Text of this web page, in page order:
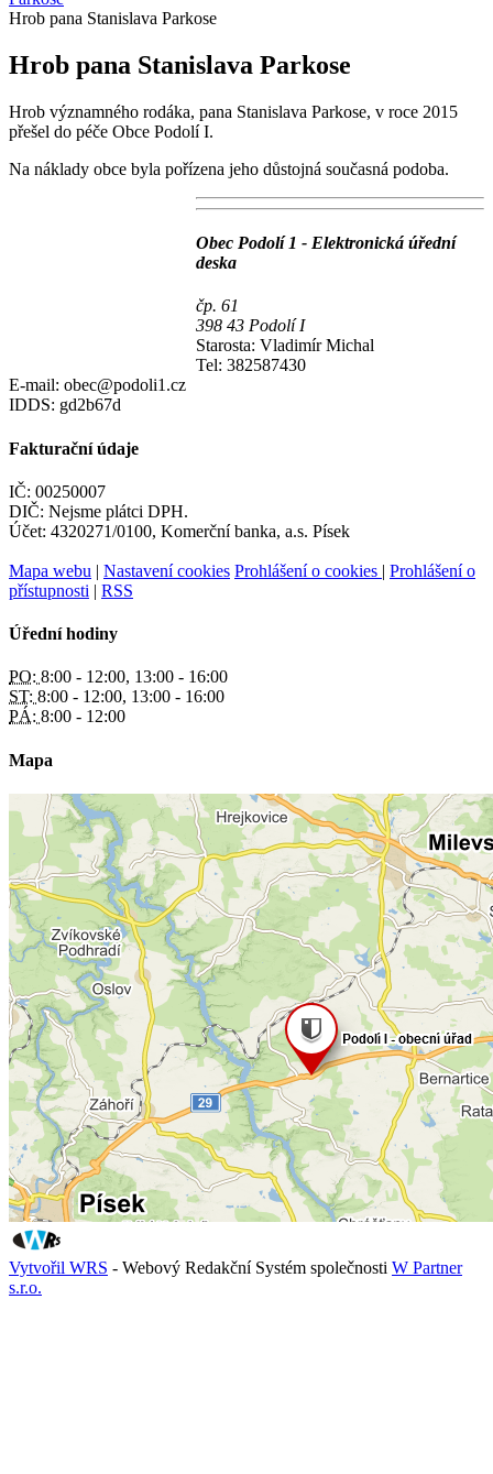
Hrob pana Stanislava Parkose
Hrob pana Stanislava Parkose
Hrob významného rodáka, pana Stanislava Parkose, v roce 2015
přešel do péče Obce Podolí I.
Na náklady obce byla pořízena jeho důstojná současná podoba.
Obec Podolí 1 - Elektronická úřední
deska
čp. 61
398 43 Podolí I
Starosta: Vladimír Michal
Tel: 382587430
E-mail: obec@podoli1.cz
IDDS: gd2b67d
Fakturační údaje
IČ: 00250007
DIČ: Nejsme plátci DPH.
Účet: 4320271/0100, Komerční banka, a.s. Písek
Mapa webu | Nastavení cookies Prohlášení o cookies | Prohlášení o
přístupnosti | RSS
Úřední hodiny
PO: 8:00 - 12:00, 13:00 - 16:00
ST: 8:00 - 12:00, 13:00 - 16:00
PÁ: 8:00 - 12:00
Mapa
Vytvořil WRS - Webový Redakční Systém společnosti W Partner
s.r.o.